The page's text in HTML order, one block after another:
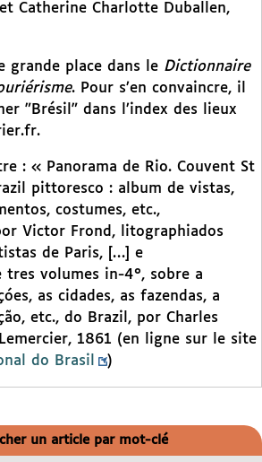
Catherine Charlotte Duballen,
grande place dans le Dictionnaire
. Pour s’en convaincre, il
"Brésil" dans l’index des lieux
: « Panorama de Rio. Couvent St
pittoresco : album de vistas,
costumes, etc.,
Victor Frond, litographiados
de Paris, […] e
tres volumes in-4°, sobre a
as cidades, as fazendas, a
etc., do Brazil, por Charles
1861 (en ligne sur le site
do Brasil )
un article par mot-clé